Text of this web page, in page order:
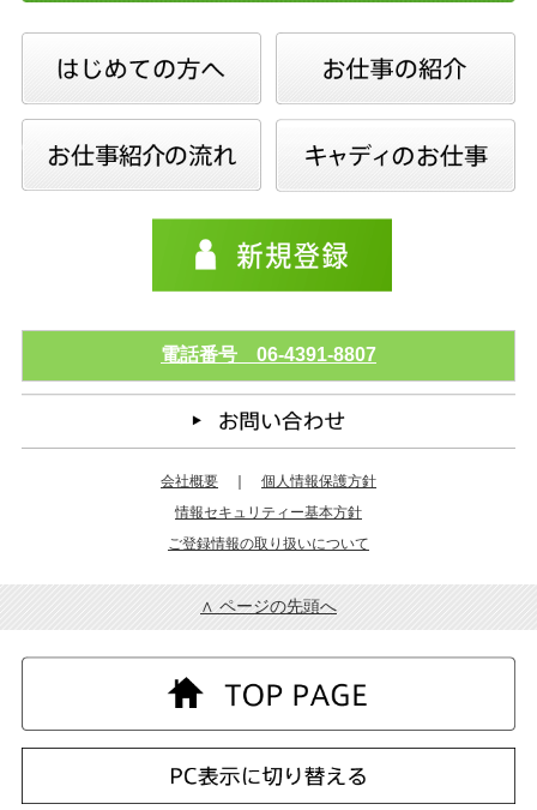
電話番号 06-4391-8807
会社概要
個人情報保護方針
情報セキュリティー基本方針
ご登録情報の取り扱いについて
∧ ページの先頭へ